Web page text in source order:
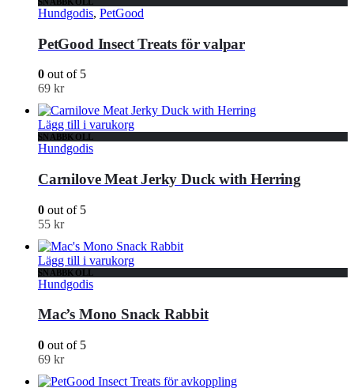
Hundgodis, PetGood
PetGood Insect Treats för valpar
0 out of 5
69 kr
Lägg till i varukorg
SNABBKOLL
Hundgodis
Carnilove Meat Jerky Duck with Herring
0 out of 5
55 kr
Lägg till i varukorg
SNABBKOLL
Hundgodis
Mac’s Mono Snack Rabbit
0 out of 5
69 kr